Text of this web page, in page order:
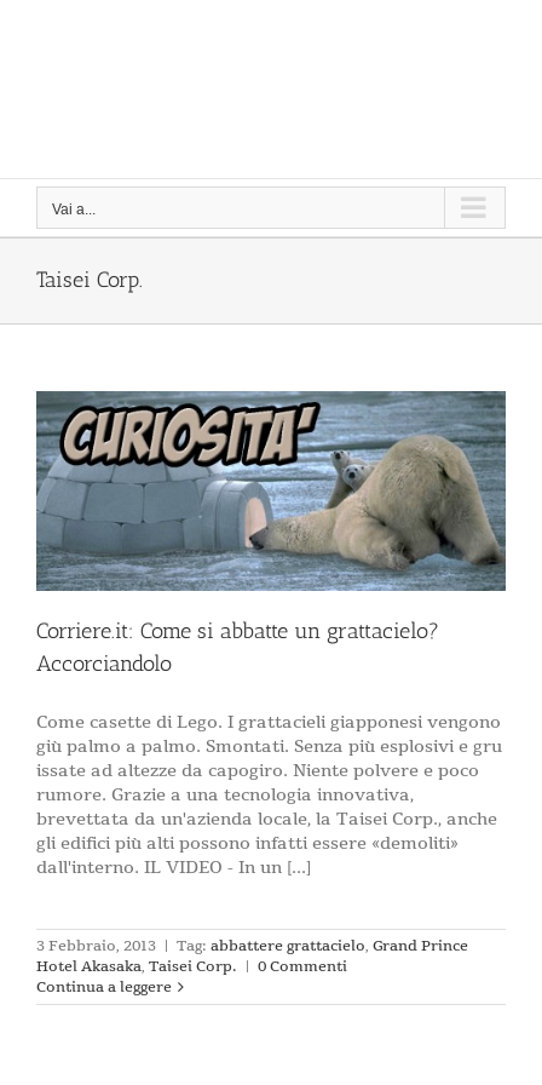
Vai a...
Taisei Corp.
Corriere.it: Come si abbatte un grattacielo?
Accorciandolo
Come casette di Lego. I grattacieli giapponesi vengono
giù palmo a palmo. Smontati. Senza più esplosivi e gru
issate ad altezze da capogiro. Niente polvere e poco
rumore. Grazie a una tecnologia innovativa,
brevettata da un'azienda locale, la Taisei Corp., anche
gli edifici più alti possono infatti essere «demoliti»
dall'interno. IL VIDEO - In un [...]
3 Febbraio, 2013 | Tag: abbattere grattacielo, Grand Prince
Hotel Akasaka, Taisei Corp. | 0 Commenti
Continua a leggere